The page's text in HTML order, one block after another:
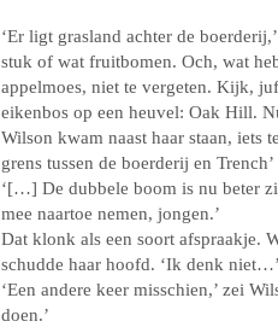
‘Er ligt grasland achter de
stuk of wat fruitbomen. Och, wat
appelmoes, niet te vergeten. Kijk,
eikenbos op een heuvel: Oak Hill.
Wilson kwam naast haar staan, iets
grens tussen de boerderij en
‘[…] De dubbele boom is nu beter
mee naartoe nemen, jongen.’
Dat klonk als een soort afspraakje.
schudde haar hoofd. ‘Ik denk niet…’
‘Een andere keer misschien,’ zei
doen.’